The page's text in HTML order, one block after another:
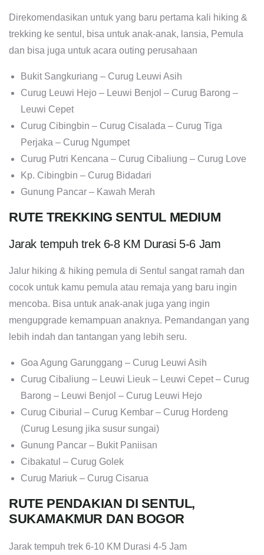
Direkomendasikan untuk yang baru pertama kali hiking &
trekking ke sentul, bisa untuk anak-anak, lansia, Pemula
dan bisa juga untuk acara outing perusahaan
Bukit Sangkuriang – Curug Leuwi Asih
Curug Leuwi Hejo – Leuwi Benjol – Curug Barong –
Leuwi Cepet
Curug Cibingbin – Curug Cisalada – Curug Tiga
Perjaka – Curug Ngumpet
Curug Putri Kencana – Curug Cibaliung – Curug Love
Kp. Cibingbin – Curug Bidadari
Gunung Pancar – Kawah Merah
RUTE TREKKING SENTUL MEDIUM
Jarak tempuh trek 6-8 KM Durasi 5-6 Jam
Jalur hiking & hiking pemula di Sentul sangat ramah dan
cocok untuk kamu pemula atau remaja yang baru ingin
mencoba. Bisa untuk anak-anak juga yang ingin
mengupgrade kemampuan anaknya. Pemandangan yang
lebih indah dan tantangan yang lebih seru.
Goa Agung Garunggang – Curug Leuwi Asih
Curug Cibaliung – Leuwi Lieuk – Leuwi Cepet – Curug
Barong – Leuwi Benjol – Curug Leuwi Hejo
Curug Ciburial – Curug Kembar – Curug Hordeng
(Curug Lesung jika susur sungai)
Gunung Pancar – Bukit Paniisan
Cibakatul – Curug Golek
Curug Mariuk – Curug Cisarua
RUTE PENDAKIAN DI SENTUL,
SUKAMAKMUR DAN BOGOR
Jarak tempuh trek 6-10 KM Durasi 4-5 Jam